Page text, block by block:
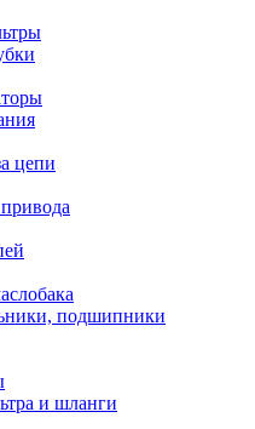
цепи
подшипники
и шланги